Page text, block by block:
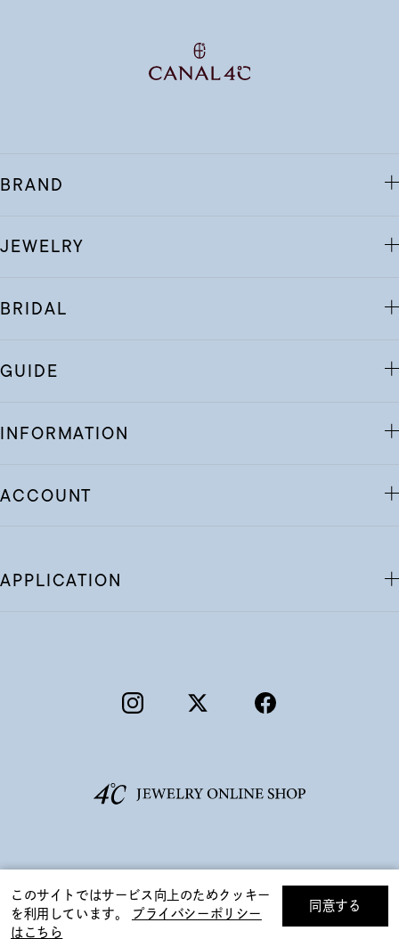
絞り込んで検索する
BRAND
JEWELRY
BRIDAL
GUIDE
INFORMATION
ACCOUNT
APPLICATION
このサイトではサービス向上のためクッキー
を利用しています。
プライバシーポリシー
はこちら
同意する